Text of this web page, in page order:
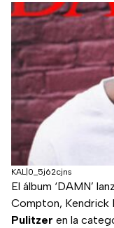
KAL|0_5j62cjns
El álbum ‘DAMN’
Compton, Kendrick
Pulitzer en la